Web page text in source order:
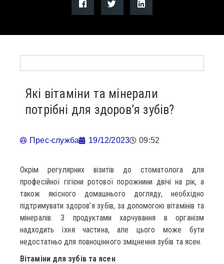
Які вітаміни та мінерали
потрібні для здоров’я зубів?
Прес-служба 19/12/2023 09:52
Окрім регулярних візитів до стоматолога для
професійної гігієни ротової порожнини двічі на рік, а
також якісного домашнього догляду, необхідно
підтримувати здоров’я зубів, за допомогою вітамінів та
мінералів. З продуктами харчування в організм
надходить їхня частина, але цього може бути
недостатньо для повноцінного зміцнення зубів та ясен.
Вітаміни для зубів та ясен